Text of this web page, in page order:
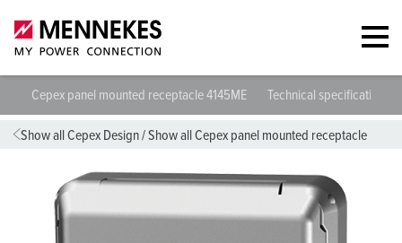
Cepex panel mounted receptacle 4145ME Technical specifications
Show all Cepex Design/Show all Cepex panel mounted receptacle